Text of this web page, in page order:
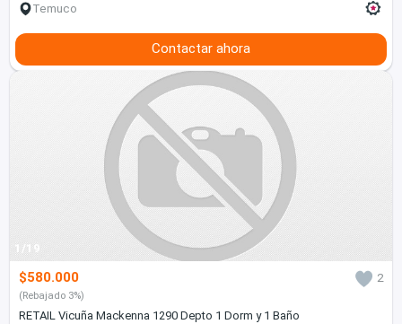
Temuco
Contactar ahora
1/19
$580.000 2
(Rebajado 3%)
RETAIL Vicuña Mackenna 1290 Depto 1 Dorm y 1 Baño